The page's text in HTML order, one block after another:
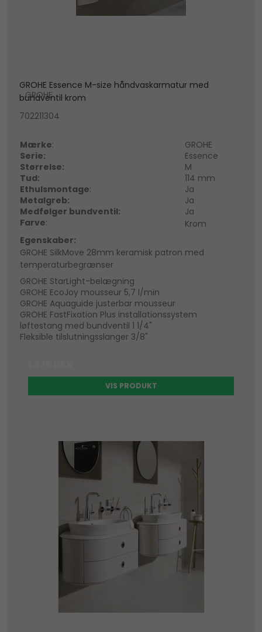
GROHE Essence M-size håndvaskarmatur med
bundventil krom
GROHE
702211304
Mærke:
GROHE
Serie:
Essence
Størrelse:
M
Tud:
114 mm
Ethulsmontage:
Ja
Metalgreb:
Ja
Medfølger bundventil:
Ja
Farve:
Krom
Egenskaber:
GROHE SilkMove 28mm keramisk patron med
temperaturbegrænser
GROHE StarLight-belægning
GROHE EcoJoy mousseur 5,7 l/min
GROHE Aquaguide justerbar mousseur
GROHE FastFixation Plus installationssystem
løftestang med bundventil 1 1/4"
Fleksible tilslutningsslanger 3/8"
VIS PRODUKT